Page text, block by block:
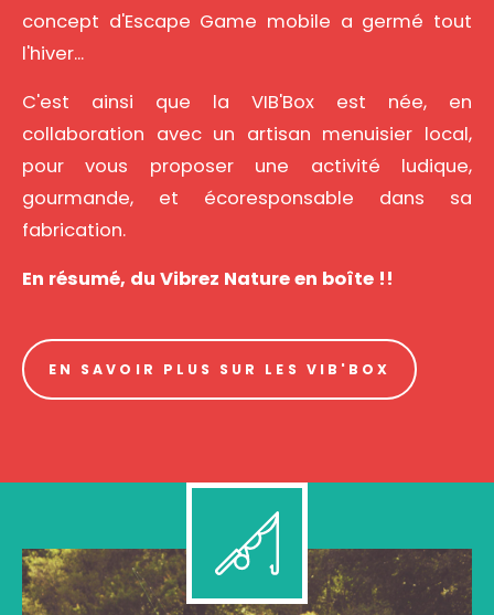
concept d'Escape Game mobile a germé tout
l'hiver...
C'est ainsi que la VIB'Box est née, en
collaboration avec un artisan menuisier local,
pour vous proposer une activité ludique,
gourmande, et écoresponsable dans sa
fabrication.
En résumé, du Vibrez Nature en boîte !!
EN SAVOIR PLUS SUR LES VIB'BOX